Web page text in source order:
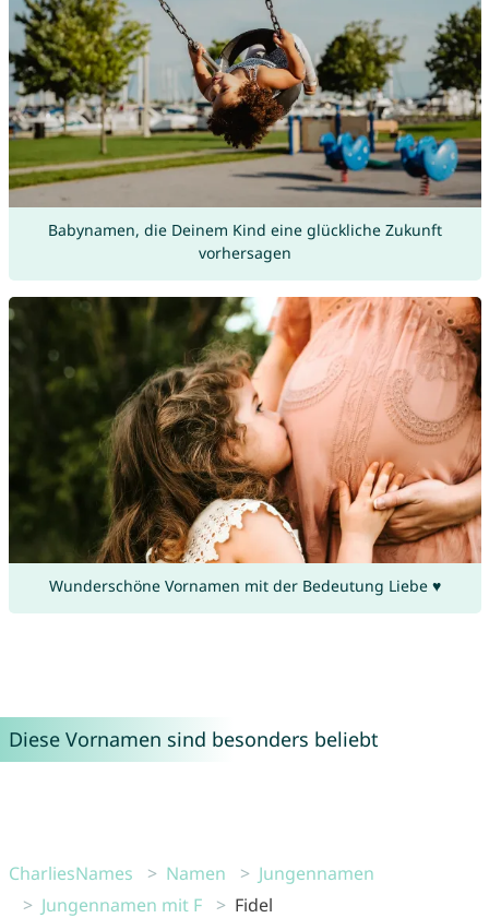
Babynamen, die Deinem Kind eine glückliche Zukunft
vorhersagen
Wunderschöne Vornamen mit der Bedeutung Liebe ♥
Diese Vornamen sind besonders beliebt
CharliesNames Namen
Jungennamen
Jungennamen mit F
Fidel